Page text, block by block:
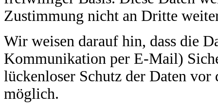
Zustimmung nicht an Dritte
Wir weisen darauf hin, dass die
Kommunikation per E-Mail)
lückenloser Schutz der Daten
möglich.